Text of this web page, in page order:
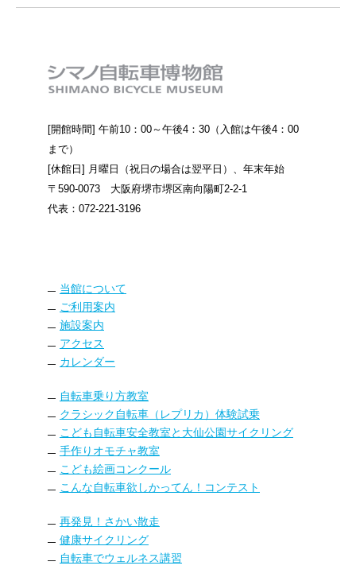
[開館時間] 午前10：00～午後4：30（入館は午後4：00
まで）
[休館日] 月曜日（祝日の場合は翌平日）、年末年始
〒590-0073 大阪府堺市堺区南向陽町2-2-1
代表：072-221-3196
当館について
ご利用案内
施設案内
アクセス
カレンダー
自転車乗り方教室
クラシック自転車（レプリカ）体験試乗
こども自転車安全教室と大仙公園サイクリング
手作りオモチャ教室
こども絵画コンクール
こんな自転車欲しかってん！コンテスト
再発見！さかい散走
健康サイクリング
自転車でウェルネス講習